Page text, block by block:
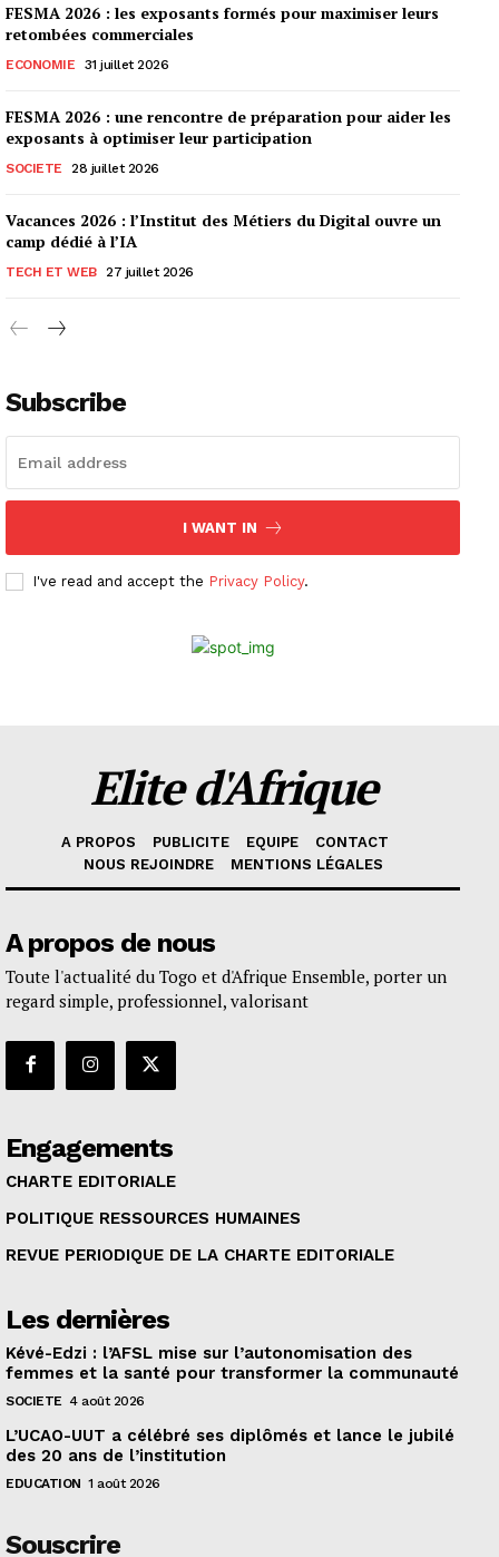
FESMA 2026 : les exposants formés pour maximiser leurs
retombées commerciales
ECONOMIE 31 juillet 2026
FESMA 2026 : une rencontre de préparation pour aider les
exposants à optimiser leur participation
SOCIETE 28 juillet 2026
Vacances 2026 : l’Institut des Métiers du Digital ouvre un
camp dédié à l’IA
TECH ET WEB 27 juillet 2026
Subscribe
I WANT IN
I've read and accept the Privacy Policy.
Elite d'Afrique
A PROPOS PUBLICITE EQUIPE
CONTACT
NOUS REJOINDRE
MENTIONS LÉGALES
A propos de nous
Toute l'actualité du Togo et d'Afrique Ensemble, porter un
regard simple, professionnel, valorisant
Engagements
CHARTE EDITORIALE
POLITIQUE RESSOURCES HUMAINES
REVUE PERIODIQUE DE LA CHARTE EDITORIALE
Les dernières
Kévé-Edzi : l’AFSL mise sur l’autonomisation des
femmes et la santé pour transformer la communauté
SOCIETE 4 août 2026
L’UCAO-UUT a célébré ses diplômés et lance le jubilé
des 20 ans de l’institution
EDUCATION 1 août 2026
Souscrire